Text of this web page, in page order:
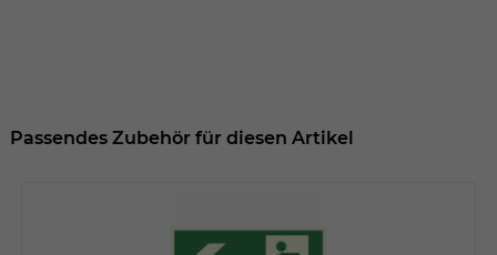
Passendes Zubehör für diesen Artikel